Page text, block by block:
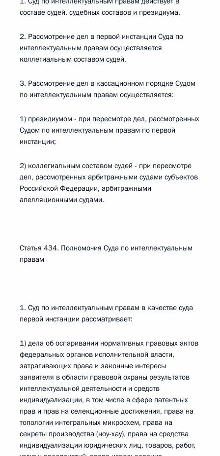
составе судей, судебных составов и президиума.
2. Рассмотрение дел в первой инстанции Суда по
интеллектуальным правам осуществляется
коллегиальным составом судей.
3. Рассмотрение дел в кассационном порядке Судом
по интеллектуальным правам осуществляется:
1) президиумом - при пересмотре дел, рассмотренных
Судом по интеллектуальным правам по первой
инстанции;
2) коллегиальным составом судей - при пересмотре
дел, рассмотренных арбитражными судами субъектов
Российской Федерации, арбитражными
апелляционными судами.
Статья 434. Полномочия Суда по интеллектуальным
правам
1. Суд по интеллектуальным правам в качестве суда
первой инстанции рассматривает:
1) дела об оспаривании нормативных правовых актов
федеральных органов исполнительной власти,
затрагивающих права и законные интересы
заявителя в области правовой охраны результатов
интеллектуальной деятельности и средств
индивидуализации, в том числе в сфере патентных
прав и прав на селекционные достижения, права на
топологии интегральных микросхем, права на
секреты производства (ноу-хау), права на средства
индивидуализации юридических лиц, товаров, работ,